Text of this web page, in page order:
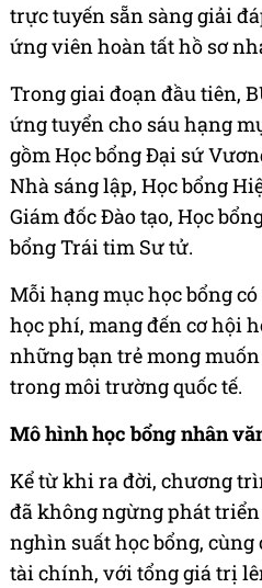
trực tuyến sẵn sàng giải
ứng viên hoàn tất hồ sơ
Trong giai đoạn đầu tiên,
ứng tuyển cho sáu hạng
gồm Học bổng Đại sứ
Nhà sáng lập, Học bổng
Giám đốc Đào tạo, Học
bổng Trái tim Sư tử.
Mỗi hạng mục học bổng có
học phí, mang đến cơ hội
những bạn trẻ mong
trong môi trường quốc tế.
Mô hình học bổng nhân
Kể từ khi ra đời, chương
đã không ngừng phát
nghìn suất học bổng,
tài chính, với tổng giá trị